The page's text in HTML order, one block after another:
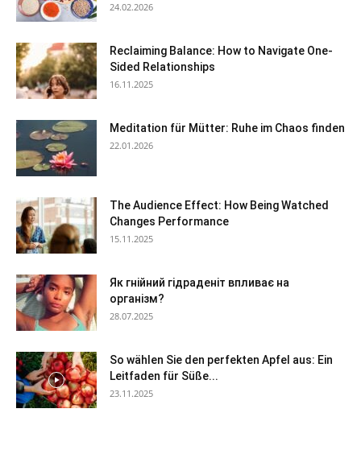
24.02.2026
Reclaiming Balance: How to Navigate One-
Sided Relationships
16.11.2025
Meditation für Mütter: Ruhe im Chaos finden
22.01.2026
The Audience Effect: How Being Watched
Changes Performance
15.11.2025
Як гнійний гідраденіт впливає на
організм?
28.07.2025
So wählen Sie den perfekten Apfel aus: Ein
Leitfaden für Süße...
23.11.2025